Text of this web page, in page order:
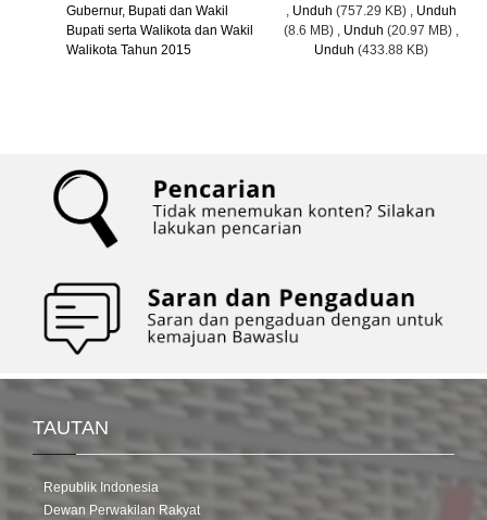
Gubernur, Bupati dan Wakil
Bupati serta Walikota dan Wakil
Walikota Tahun 2015
, Unduh (757.29 KB) , Unduh
(8.6 MB) , Unduh (20.97 MB) ,
Unduh (433.88 KB)
TAUTAN
Republik Indonesia
Dewan Perwakilan Rakyat